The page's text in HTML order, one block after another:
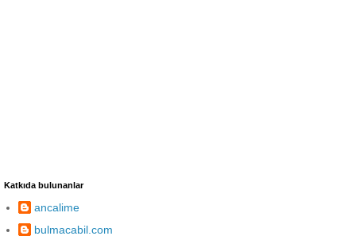
Katkıda bulunanlar
ancalime
bulmacabil.com